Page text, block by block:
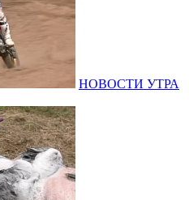
НОВОСТИ УТРА